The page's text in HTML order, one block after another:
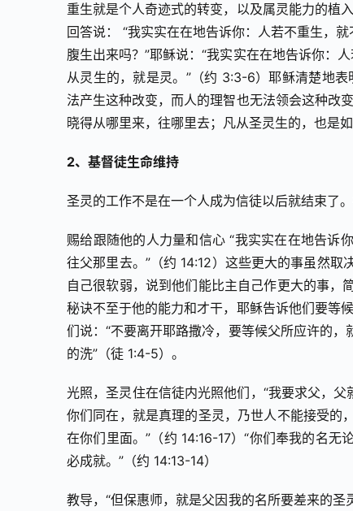
重生就是个人奇迹式的转变，以及属灵能力的植
回答说： “我实实在在地告诉你：人若不重生，
腹生出来吗？”耶稣说：“我实实在在地告诉你：
从灵生的，就是灵。”（约 3:3-6）耶稣清楚地
法产生这种改变，而人的理智也无法领会这种改
晓得从哪里来，往哪里去；凡从圣灵生的，也是如
2、基督徒生命维持
圣灵的工作不是在一个人成为信徒以后就结束了
赐给跟随他的人力量和信心 “我实实在在地告诉
往父那里去。”（约 14:12）这些更大的事虽然
自己很软弱，说到他们能比主自己作更大的事，
秘诀不至于他的能力和才干，耶稣告诉他们要等
们说：“不要离开耶路撒冷，要等候父所应许的
的洗”（徒 1:4-5）。
光照，圣灵住在信徒内光照他们，“我要求父，
你们同在，就是真理的圣灵，乃世人不能接受的
在你们里面。”（约 14:16-17）“你们奉我的名
必成就。”（约 14:13-14）
教导，“但保惠师，就是父因我的名所要差来的